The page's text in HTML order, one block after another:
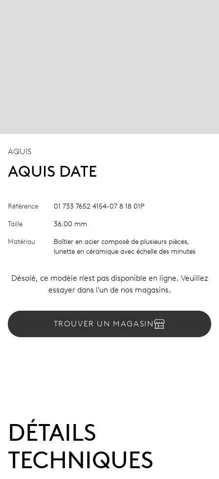
AQUIS
AQUIS DATE
Référence 01 733 7652 4154-07 8 18 01P
Taille 36.00 mm
Matériau
Boîtier en acier composé de plusieurs pièces,
lunette en céramique avec échelle des minutes
Désolé, ce modèle n'est pas disponible en ligne. Veuillez
essayer dans l'un de nos magasins.
TROUVER UN MAGASIN
DÉTAILS
TECHNIQUES